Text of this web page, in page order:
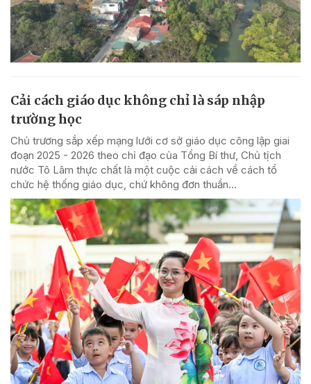
Cải cách giáo dục không chỉ là sáp nhập
trường học
Chủ trương sắp xếp mạng lưới cơ sở giáo dục công lập giai
đoạn 2025 - 2026 theo chỉ đạo của Tổng Bí thư, Chủ tịch
nước Tô Lâm thực chất là một cuộc cải cách về cách tổ
chức hệ thống giáo dục, chứ không đơn thuần...